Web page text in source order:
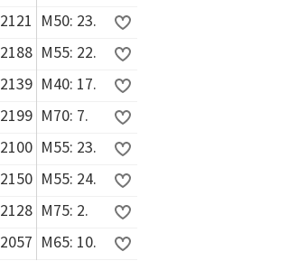
2121 M50: 23.
2188 M55: 22.
2139 M40: 17.
2199 M70: 7.
2100 M55: 23.
2150 M55: 24.
2128 M75: 2.
2057 M65: 10.